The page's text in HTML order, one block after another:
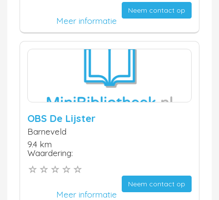
Neem contact op
Meer informatie
OBS De Lijster
Barneveld
9.4 km
Waardering:
Neem contact op
Meer informatie